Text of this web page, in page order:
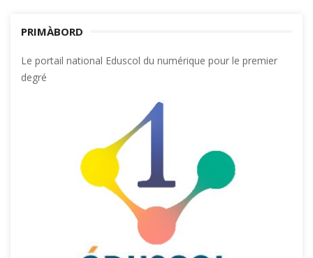
PRIMÀBORD
Le portail national Eduscol du numérique pour le premier
degré